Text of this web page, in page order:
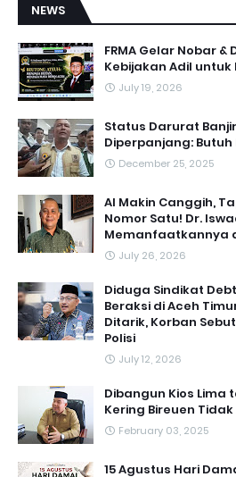
NEWS
FRMA Gelar Nobar &
Kebijakan Adil
July 19, 2026
Status Darurat
Diperpanjang:
December 25, 2025
AI Makin Canggih,
Nomor Satu! Dr.
Memanfaatkannya
July 26, 2026
Diduga Sindikat
Beraksi di Aceh
Ditarik, Korban
Polisi
July 12, 2026
Dibangun Kios Lima
Kering Bireuen
February 03, 2025
15 Agustus Hari